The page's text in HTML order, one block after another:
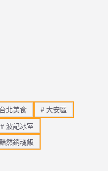
台北美食 # 大安區
# 波記冰室
然銷魂飯